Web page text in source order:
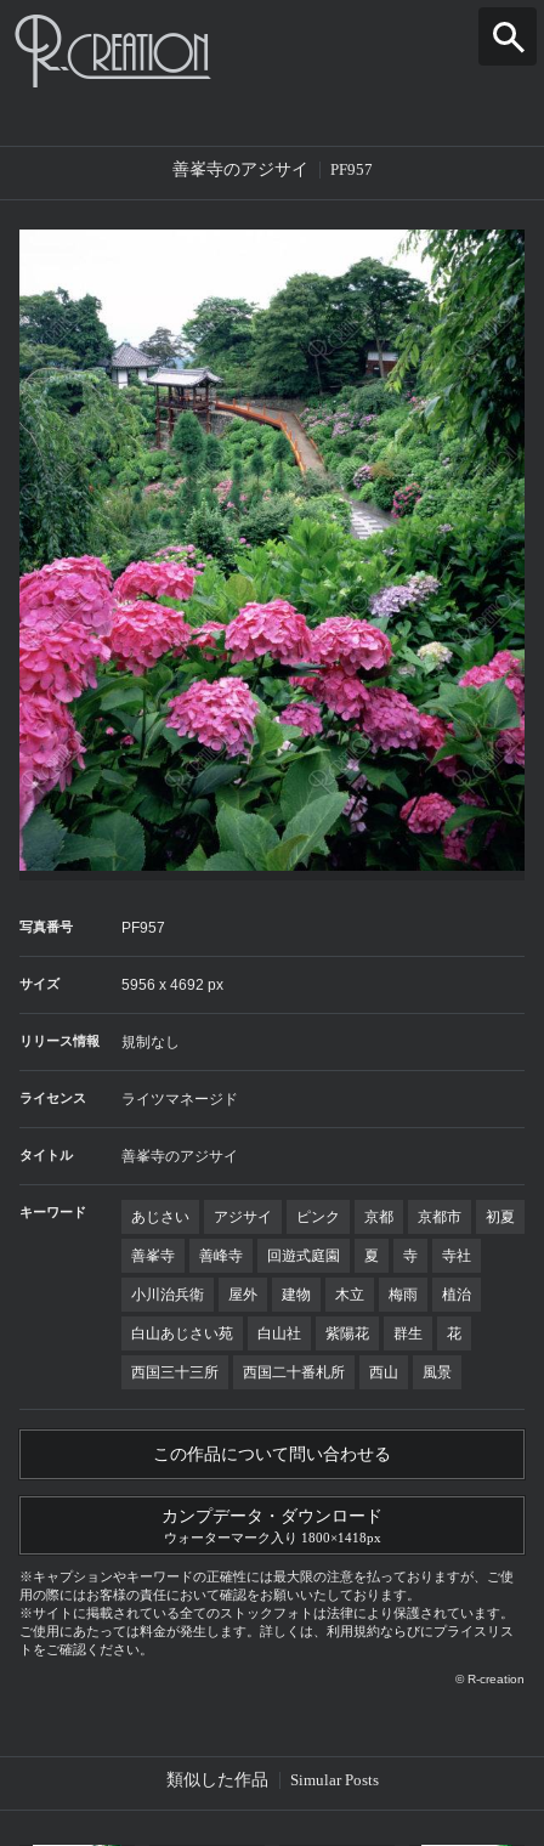
善峯寺のアジサイ PF957
写真番号 PF957
サイズ 5956 x 4692 px
リリース情報 規制なし
ライセンス ライツマネージド
タイトル 善峯寺のアジサイ
キーワード あじさい アジサイ ピンク 京都 京都市 初夏
善峯寺 善峰寺 回遊式庭園 夏 寺 寺社
小川治兵衛 屋外 建物 木立 梅雨 植治
白山あじさい苑 白山社 紫陽花 群生 花
西国三十三所 西国二十番札所 西山 風景
この作品について問い合わせる
カンプデータ・ダウンロード
ウォーターマーク入り 1800×1418px
※キャプションやキーワードの正確性には最大限の注意を払っておりますが、ご使
用の際にはお客様の責任において確認をお願いいたしております。
※サイトに掲載されている全てのストックフォトは法律により保護されています。
ご使用にあたっては料金が発生します。詳しくは、利用規約ならびにプライスリス
トをご確認ください。
© R-creation
類似した作品 Simular Posts